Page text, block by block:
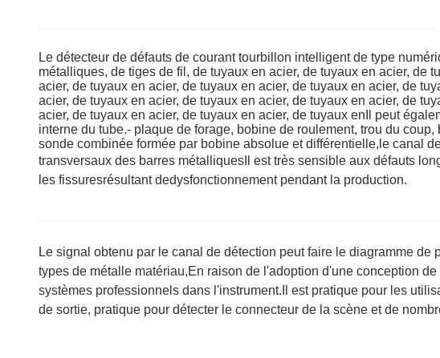
Le détecteur de défauts de courant tourbillon intelligent de type
métalliques, de tiges de fil, de tuyaux en acier, de tuyaux en acier, de
acier, de tuyaux en acier, de tuyaux en acier, de tuyaux en acier, de
acier, de tuyaux en acier, de tuyaux en acier, de tuyaux en acier, de
acier, de tuyaux en acier, de tuyaux en acier, de tuyaux enIl peut
interne du tube.- plaque de forage, bobine de roulement, trou du
sonde combinée formée par bobine absolue et différentielle,le canal
transversaux des barres métalliquesIl est très sensible aux défauts
les fissuresrésultant dedysfonctionnement pendant la production.
Le signal obtenu par le canal de détection peut faire le diagramme
types de métal le matériau,En raison de l'adoption d'une conception
systèmes professionnels dans l'instrument.Il est pratique pour les
de sortie, pratique pour détecter le connecteur de la scène et de